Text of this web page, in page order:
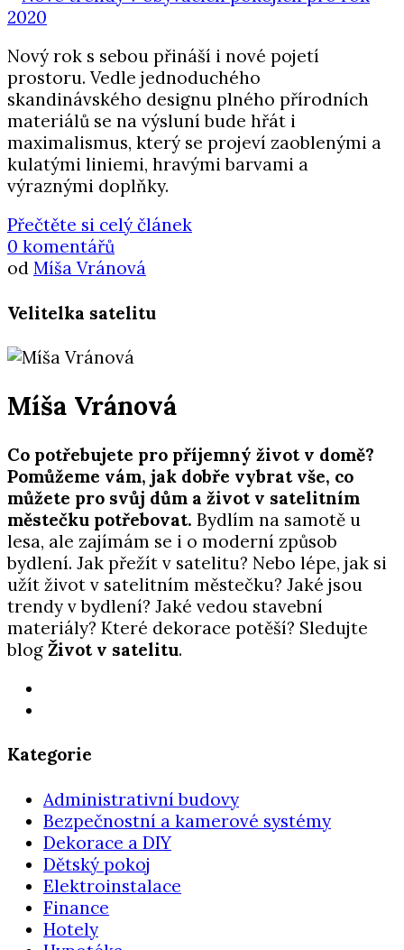
Nový rok s sebou přináší i nové pojetí
prostoru. Vedle jednoduchého
skandinávského designu plného přírodních
materiálů se na výsluní bude hřát i
maximalismus, který se projeví zaoblenými a
kulatými liniemi, hravými barvami a
výraznými doplňky.
Přečtěte si celý článek
0 komentářů
od Míša Vránová
Velitelka satelitu
Míša Vránová
Co potřebujete pro příjemný život v domě?
Pomůžeme vám, jak dobře vybrat vše, co
můžete pro svůj dům a život v satelitním
městečku potřebovat. Bydlím na samotě u
lesa, ale zajímám se i o moderní způsob
bydlení. Jak přežít v satelitu? Nebo lépe, jak si
užít život v satelitním městečku? Jaké jsou
trendy v bydlení? Jaké vedou stavební
materiály? Které dekorace potěší? Sledujte
blog Život v satelitu.
Kategorie
Administrativní budovy
Bezpečnostní a kamerové systémy
Dekorace a DIY
Dětský pokoj
Elektroinstalace
Finance
Hotely